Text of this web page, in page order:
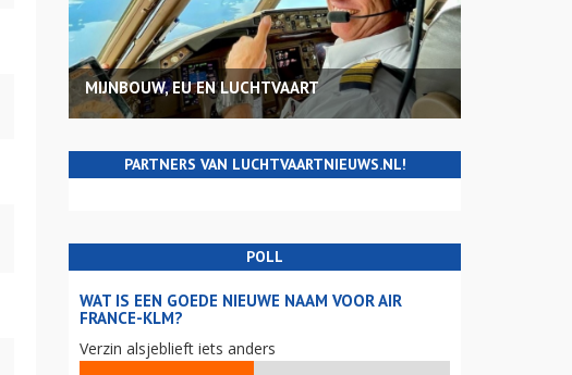
MIJNBOUW, EU EN LUCHTVAART
PARTNERS VAN LUCHTVAARTNIEUWS.NL!
POLL
WAT IS EEN GOEDE NIEUWE NAAM VOOR AIR
FRANCE-KLM?
Verzin alsjeblieft iets anders